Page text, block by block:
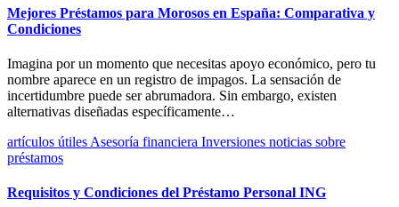
Mejores Préstamos para Morosos en España: Comparativa y
Condiciones
Imagina por un momento que necesitas apoyo económico, pero tu
nombre aparece en un registro de impagos. La sensación de
incertidumbre puede ser abrumadora. Sin embargo, existen
alternativas diseñadas específicamente…
artículos útiles Asesoría financiera Inversiones noticias sobre
préstamos
Requisitos y Condiciones del Préstamo Personal ING